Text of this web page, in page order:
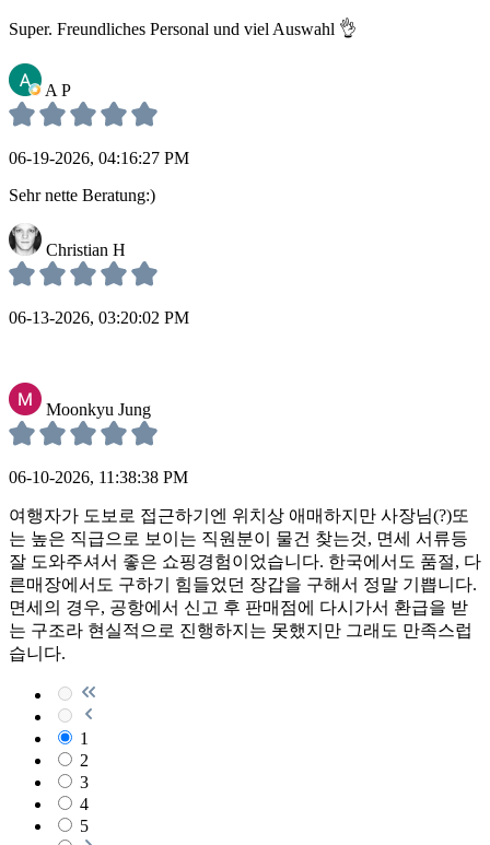
Super. Freundliches Personal und viel Auswahl 👌
A P
06-19-2026, 04:16:27 PM
Sehr nette Beratung:)
Christian H
06-13-2026, 03:20:02 PM
Moonkyu Jung
06-10-2026, 11:38:38 PM
여행자가 도보로 접근하기엔 위치상 애매하지만 사장님(?)또
는 높은 직급으로 보이는 직원분이 물건 찾는것, 면세 서류등
잘 도와주셔서 좋은 쇼핑경험이었습니다. 한국에서도 품절, 다
른매장에서도 구하기 힘들었던 장갑을 구해서 정말 기쁩니다.
면세의 경우, 공항에서 신고 후 판매점에 다시가서 환급을 받
는 구조라 현실적으로 진행하지는 못했지만 그래도 만족스럽
습니다.
1
2
3
4
5